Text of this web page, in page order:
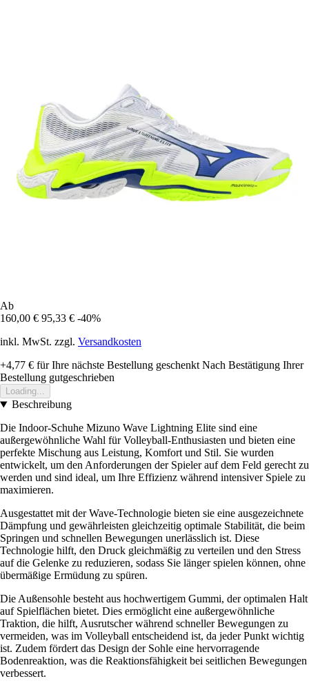
Ab
160,00 € 95,33 € -40%
inkl. MwSt. zzgl. Versandkosten
+4,77 € für Ihre nächste Bestellung geschenkt Nach Bestätigung Ihrer
Bestellung gutgeschrieben
Loading...
Beschreibung
Die Indoor-Schuhe Mizuno Wave Lightning Elite sind eine
außergewöhnliche Wahl für Volleyball-Enthusiasten und bieten eine
perfekte Mischung aus Leistung, Komfort und Stil. Sie wurden
entwickelt, um den Anforderungen der Spieler auf dem Feld gerecht zu
werden und sind ideal, um Ihre Effizienz während intensiver Spiele zu
maximieren.
Ausgestattet mit der Wave-Technologie bieten sie eine ausgezeichnete
Dämpfung und gewährleisten gleichzeitig optimale Stabilität, die beim
Springen und schnellen Bewegungen unerlässlich ist. Diese
Technologie hilft, den Druck gleichmäßig zu verteilen und den Stress
auf die Gelenke zu reduzieren, sodass Sie länger spielen können, ohne
übermäßige Ermüdung zu spüren.
Die Außensohle besteht aus hochwertigem Gummi, der optimalen Halt
auf Spielflächen bietet. Dies ermöglicht eine außergewöhnliche
Traktion, die hilft, Ausrutscher während schneller Bewegungen zu
vermeiden, was im Volleyball entscheidend ist, da jeder Punkt wichtig
ist. Zudem fördert das Design der Sohle eine hervorragende
Bodenreaktion, was die Reaktionsfähigkeit bei seitlichen Bewegungen
verbessert.